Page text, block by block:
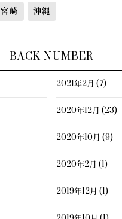
宮崎 沖縄
BACK NUMBER
2021年2月 (7)
2020年12月 (23)
2020年10月 (9)
2020年2月 (1)
2019年12月 (1)